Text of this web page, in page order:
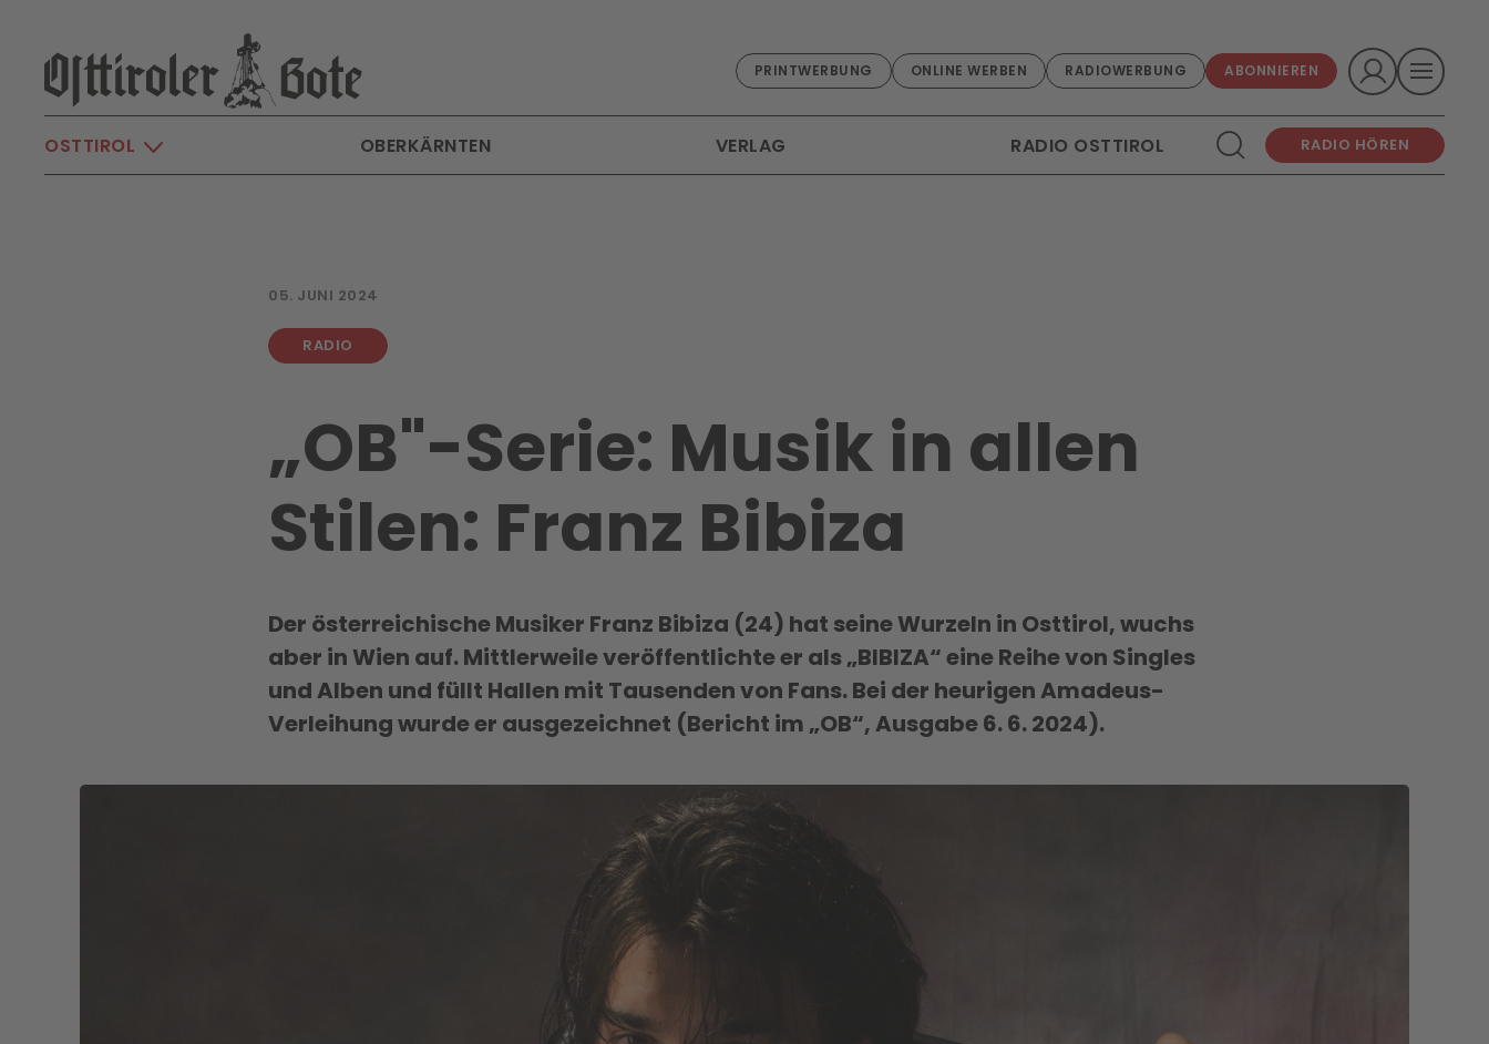
Skip to main content
PRINTWERBUNG ONLINE WERBEN RADIOWERBUNG ABONNIEREN
OSTTIROL OBERKÄRNTEN VERLAG RADIO OSTTIROL RADIO HÖREN
05. JUNI 2024
RADIO
„OB"-Serie: Musik in allen
Stilen: Franz Bibiza
Der österreichische Musiker Franz Bibiza (24) hat seine Wurzeln in Osttirol, wuchs
aber in Wien auf. Mittlerweile veröffentlichte er als „BIBIZA“ eine Reihe von Singles
und Alben und füllt Hallen mit Tausenden von Fans. Bei der heurigen Amadeus-
Verleihung wurde er ausgezeichnet (Bericht im „OB“, Ausgabe 6. 6. 2024).